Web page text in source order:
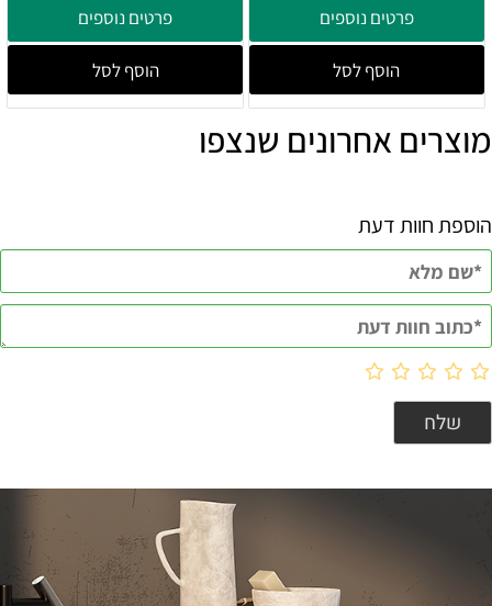
פרטים נוספים
הוסף לסל
פרטים נוספים
הוסף לסל
מוצרים אחרונים שנצפו
הוספת חוות דעת